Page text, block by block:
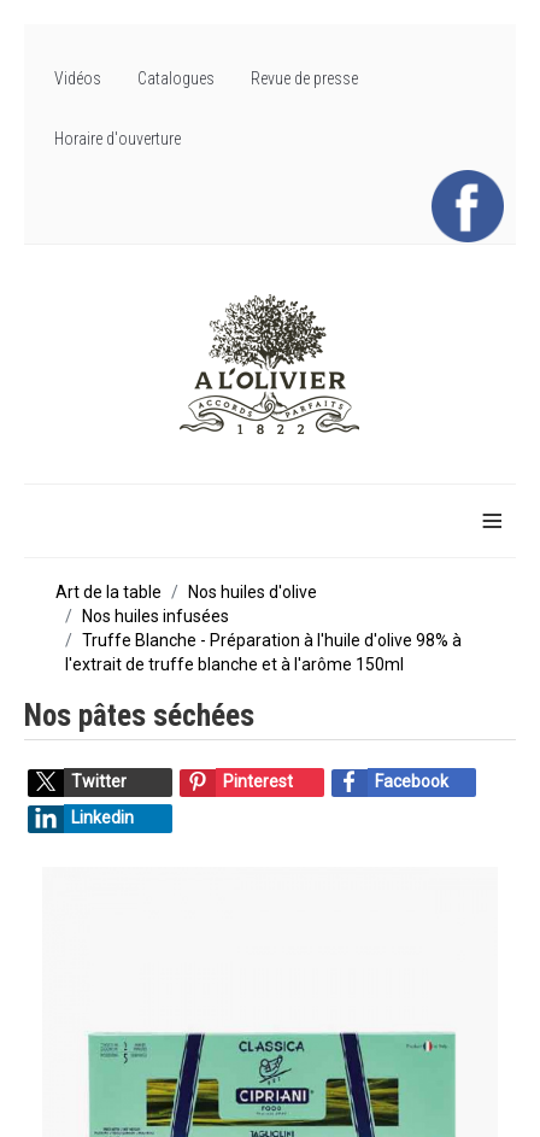
Vidéos Catalogues Revue de presse
Horaire d'ouverture
≡
Art de la table
Nos huiles d'olive
Nos huiles infusées
Truffe Blanche - Préparation à l'huile d'olive 98% à
l'extrait de truffe blanche et à l'arôme 150ml
Nos pâtes séchées
Twitter Pinterest
Facebook
Linkedin